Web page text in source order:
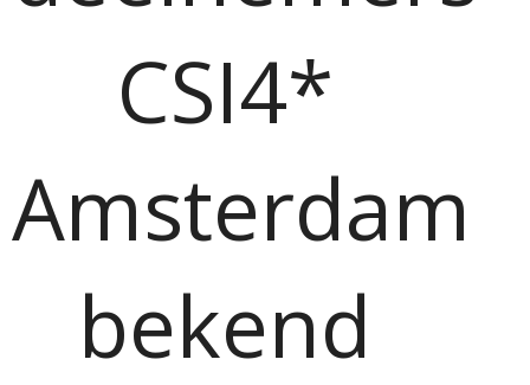
CSI4*
Amsterdam
bekend